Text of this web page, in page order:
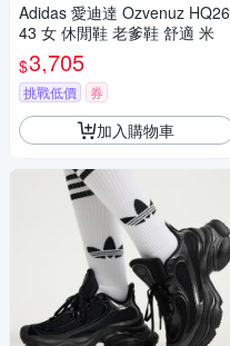
Adidas 愛迪達 Ozvenuz HQ26
43 女 休閒鞋 老爹鞋 舒適 米
$3,705
挑戰低價 券
加入購物車